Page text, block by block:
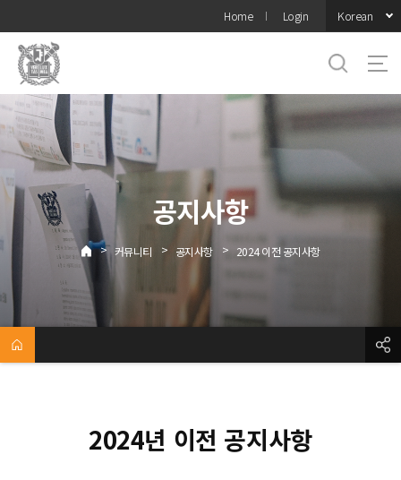
메뉴
Home Login Korean
공지사항
> 커뮤니티 > 공지사항 > 2024 이전 공지사항
2024년 이전 공지사항